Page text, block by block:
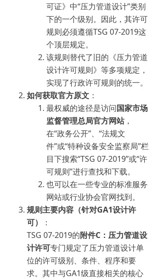
可证》中“压力管道设计”类别
下的一个级别。因此，其许可
规则必须遵循TSG 07-2019这
个顶层规定。
该规则替代了旧的《压力管道
设计许可规则》等多项规定，
实现了行政许可规则的统一。
如何获取官方原文 ：
最权威的途径是访问国家市场
监督管理总局官方网站，
在“政务公开”、“法规文
件”或“特种设备安全监察局”栏
目下搜索“TSG 07-2019”或“许
可规则”进行查找和下载。
也可以在一些专业的标准服务
网站或行业协会官网找到。
规则主要内容（针对GA1设计许
可）
：
TSG 07-2019的附件C：压力管道设
计许可专门规定了压力管道设计单
位的许可级别、条件、程序和要
求。其中与GA1级直接相关的核心